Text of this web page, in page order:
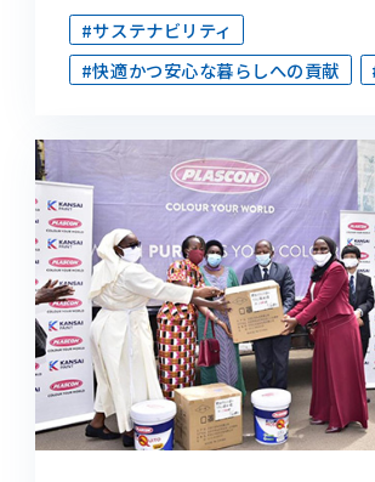
#サステナビリティ
#快適かつ安心な暮らしへの貢献